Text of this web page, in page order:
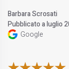
Barbara Scrosati
Pubblicato a luglio
Google